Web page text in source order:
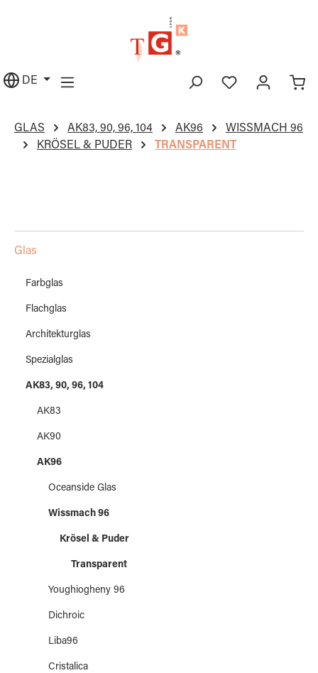
DE
GLAS AK83, 90, 96, 104 AK96
WISSMACH 96
KRÖSEL & PUDER
TRANSPARENT
Glas
Farbglas
Flachglas
Architekturglas
Spezialglas
AK83, 90, 96, 104
AK83
AK90
AK96
Oceanside Glas
Wissmach 96
Krösel & Puder
Transparent
Youghiogheny 96
Dichroic
Liba96
Cristalica